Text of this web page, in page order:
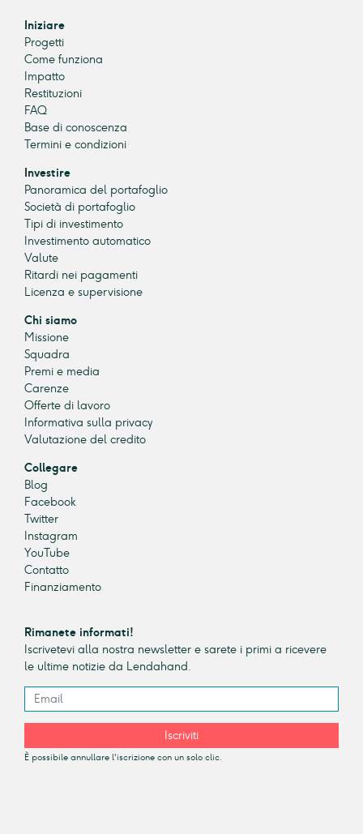
Iniziare
Progetti
Come funziona
Impatto
Restituzioni
FAQ
Base di conoscenza
Termini e condizioni
Investire
Panoramica del portafoglio
Società di portafoglio
Tipi di investimento
Investimento automatico
Valute
Ritardi nei pagamenti
Licenza e supervisione
Chi siamo
Missione
Squadra
Premi e media
Carenze
Offerte di lavoro
Informativa sulla privacy
Valutazione del credito
Collegare
Blog
Facebook
Twitter
Instagram
YouTube
Contatto
Finanziamento
Rimanete informati!
Iscrivetevi alla nostra newsletter e sarete i primi a ricevere
le ultime notizie da Lendahand.
Iscriviti
È possibile annullare l'iscrizione con un solo clic.